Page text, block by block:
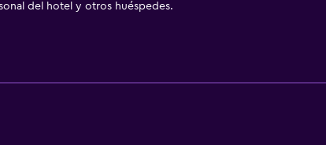
del hotel y otros huéspedes.